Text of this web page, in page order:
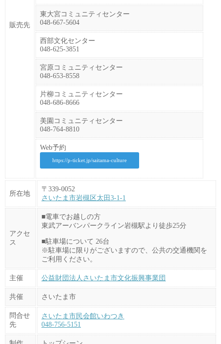
販売先
東大宮コミュニティセンター
048-667-5604
西部文化センター
048-625-3851
宮原コミュニティセンター
048-653-8558
片柳コミュニティセンター
048-686-8666
美園コミュニティセンター
048-764-8810
Web予約
https://p-ticket.jp/saitama-culture
所在地
〒339-0052
さいたま市岩槻区太田3-1-1
アクセ
ス
■電車でお越しの方
東武アーバンパークライン岩槻駅より徒歩25分
■駐車場について 26台
※駐車場に限りがございますので、公共の交通機関を
ご利用ください。
主催 公益財団法人さいたま市文化振興事業団
共催 さいたま市
問合せ
先
さいたま市民会館いわつき
048-756-5151